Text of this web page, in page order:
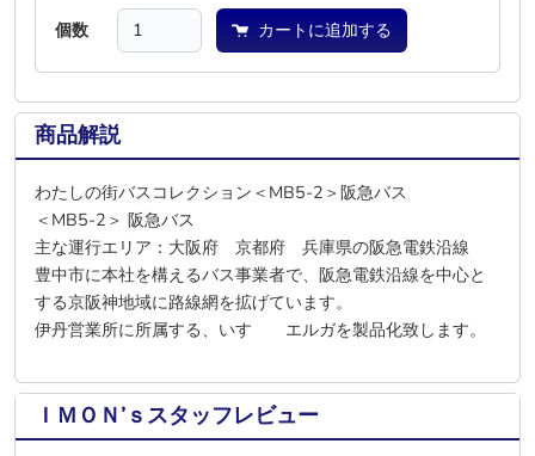
個数 カートに追加する
商品解説
わたしの街バスコレクション＜MB5-2＞阪急バス
＜MB5-2＞ 阪急バス
主な運行エリア：大阪府 京都府 兵庫県の阪急電鉄沿線
豊中市に本社を構えるバス事業者で、阪急電鉄沿線を中心と
する京阪神地域に路線網を拡げています。
伊丹営業所に所属する、いすゞ エルガを製品化致します。
ＩＭＯＮ’ｓスタッフレビュー